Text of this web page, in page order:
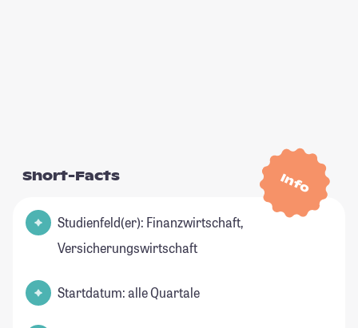
Info
Short-Facts
Studienfeld(er): Finanzwirtschaft,
Versicherungswirtschaft
Startdatum: alle Quartale